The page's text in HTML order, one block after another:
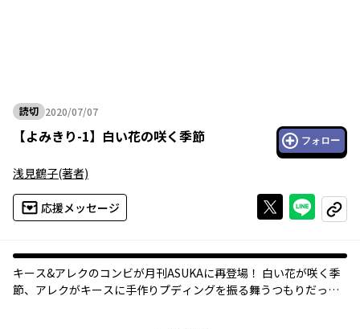
読切 2020/07/07
2020年07月07日
【よみきり-1】 白い花の咲く季節 フォロー
浅見鶴子(著者)
応援メッセージ Xで投稿する
ライン
コピー
キース&アレクのコンビが月刊ASUKAに再登場！ 白い花が咲く季
節、アレクがキースに手作りプディングを振る舞うつもりだった